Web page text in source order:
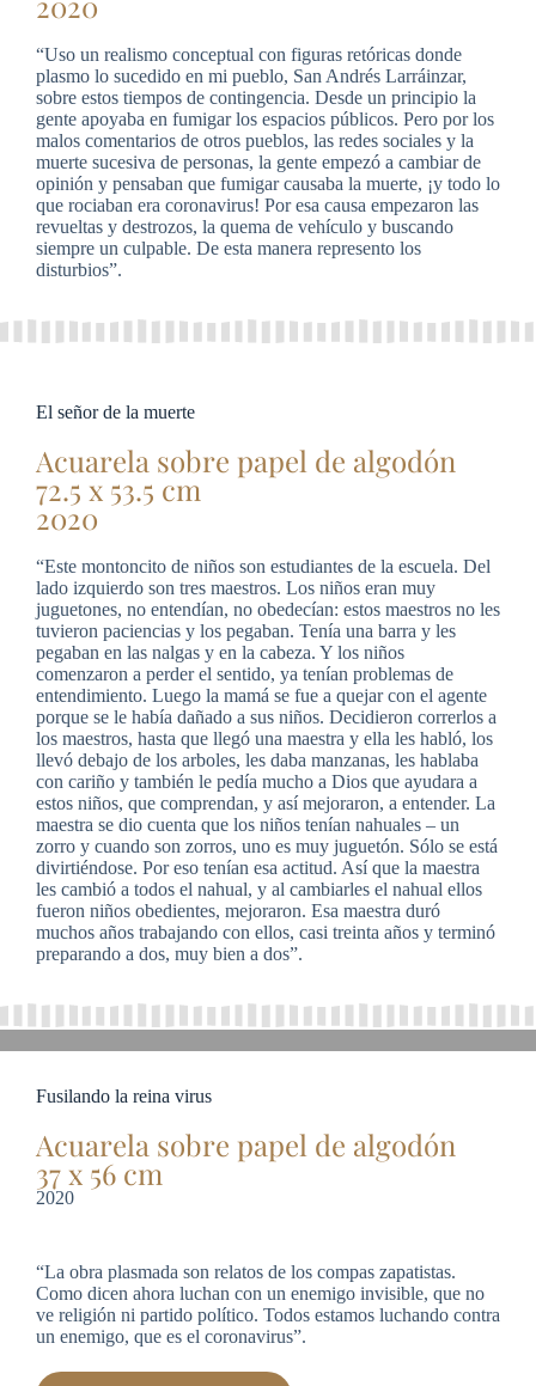
“Uso un realismo conceptual con figuras retóricas donde
plasmo lo sucedido en mi pueblo, San Andrés Larráinzar,
sobre estos tiempos de contingencia. Desde un principio la
gente apoyaba en fumigar los espacios públicos. Pero por los
malos comentarios de otros pueblos, las redes sociales y la
muerte sucesiva de personas, la gente empezó a cambiar de
opinión y pensaban que fumigar causaba la muerte, ¡y todo lo
que rociaban era coronavirus! Por esa causa empezaron las
revueltas y destrozos, la quema de vehículo y buscando
siempre un culpable. De esta manera represento los
disturbios”.
El señor de la muerte
Acuarela sobre papel de algodón
72.5 x 53.5 cm
2020
“Este montoncito de niños son estudiantes de la escuela. Del
lado izquierdo son tres maestros. Los niños eran muy
juguetones, no entendían, no obedecían: estos maestros no les
tuvieron paciencias y los pegaban. Tenía una barra y les
pegaban en las nalgas y en la cabeza. Y los niños
comenzaron a perder el sentido, ya tenían problemas de
entendimiento. Luego la mamá se fue a quejar con el agente
porque se le había dañado a sus niños. Decidieron correrlos a
los maestros, hasta que llegó una maestra y ella les habló, los
llevó debajo de los arboles, les daba manzanas, les hablaba
con cariño y también le pedía mucho a Dios que ayudara a
estos niños, que comprendan, y así mejoraron, a entender. La
maestra se dio cuenta que los niños tenían nahuales – un
zorro y cuando son zorros, uno es muy juguetón. Sólo se está
divirtiéndose. Por eso tenían esa actitud. Así que la maestra
les cambió a todos el nahual, y al cambiarles el nahual ellos
fueron niños obedientes, mejoraron. Esa maestra duró
muchos años trabajando con ellos, casi treinta años y terminó
preparando a dos, muy bien a dos”.
Fusilando la reina virus
Acuarela sobre papel de algodón
37 x 56 cm
2020
“La obra plasmada son relatos de los compas zapatistas.
Como dicen ahora luchan con un enemigo invisible, que no
ve religión ni partido político. Todos estamos luchando contra
un enemigo, que es el coronavirus”.